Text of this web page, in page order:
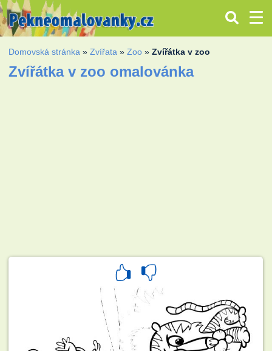
Domovská stránka »Zvířata »Zoo »Zvířátka v zoo
Zvířátka v zoo omalovánka